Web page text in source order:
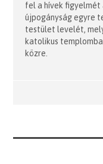
fel a hívek figyelmét
újpogányság egyre
testület levelét,
katolikus
közre.